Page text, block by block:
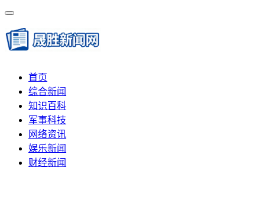
首页
综合新闻
知识百科
军事科技
网络资讯
娱乐新闻
财经新闻